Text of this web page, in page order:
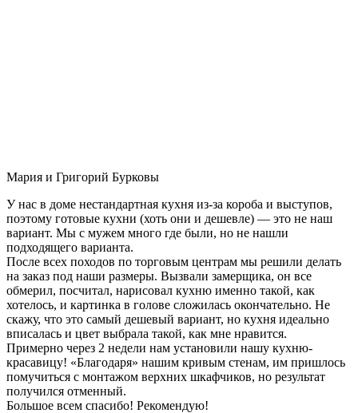
Мария и Григорий Бурковы
У нас в доме нестандартная кухня из-за короба и выступов,
поэтому готовые кухни (хоть они и дешевле) — это не наш
вариант. Мы с мужем много где были, но не нашли
подходящего варианта.
После всех походов по торговым центрам мы решили делать
на заказ под наши размеры. Вызвали замерщика, он все
обмерил, посчитал, нарисовал кухню именно такой, как
хотелось, и картинка в голове сложилась окончательно. Не
скажу, что это самый дешевый вариант, но кухня идеально
вписалась и цвет выбрала такой, как мне нравится.
Примерно через 2 недели нам установили нашу кухню-
красавицу! «Благодаря» нашим кривым стенам, им пришлось
помучиться с монтажом верхних шкафчиков, но результат
получился отменный.
Большое всем спасибо! Рекомендую!